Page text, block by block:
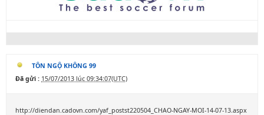
TÔN NGỘ KHÔNG 99
Đã gửi : 15/07/2013 lúc 09:34:07(UTC)
http://diendan.cadovn.com/yaf_postst220504_CHAO-NGAY-MOI-14-07-13.aspx